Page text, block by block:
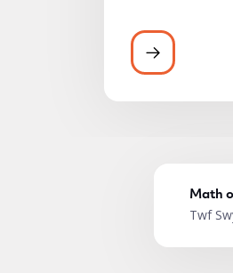
Mae gan
Math
Twf